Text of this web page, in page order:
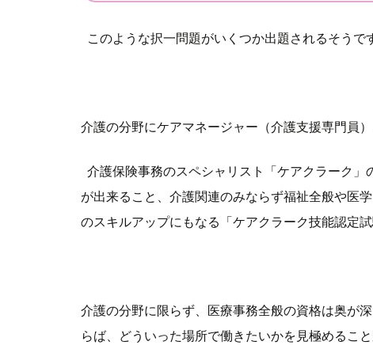
このような択一問題がいくつか出題されるそうで
介護の分野にケアマネージャー（介護支援専門員
介護保険事務のスペシャリスト「ケアクラーク
が出来ること、介護関連のみならず福祉全般や医
のスキルアップにもなる「ケアクラーク技能認定
介護の分野に限らず、医療事務全般の資格は奥が
らば、どういった場所で働きたいかを見極めるこ